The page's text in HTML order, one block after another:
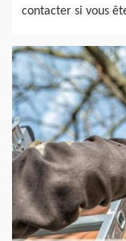
contacter si vous